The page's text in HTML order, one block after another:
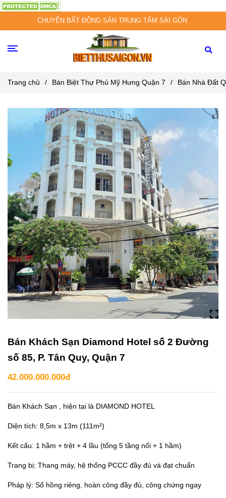
CHUYÊN BẤT ĐỘNG SẢN TRUNG TÂM SÀI GÒN
Trang chủ / Bán Biệt Thự Phú Mỹ Hưng Quận 7 / Bán Nhà Đất
Bán Khách Sạn Diamond Hotel số 2 Đường
số 85, P. Tân Quy, Quận 7
42.000.000.000đ
Bán Khách Sạn , hiện tại là DIAMOND HOTEL
Diện tích: 8,5m x 13m (111m²)
Kết cấu: 1 hầm + trệt + 4 lầu (tổng 5 tầng nổi + 1 hầm)
Trang bị: Thang máy, hệ thống PCCC đầy đủ và đạt chuẩn
Pháp lý: Sổ hồng riêng, hoàn công đầy đủ, công chứng ngay